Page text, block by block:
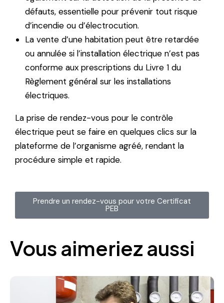
défauts, essentielle pour prévenir tout risque
d’incendie ou d’électrocution.
La vente d’une habitation peut être retardée
ou annulée si l’installation électrique n’est pas
conforme aux prescriptions du Livre 1 du
Règlement général sur les installations
électriques.
La prise de rendez-vous pour le contrôle
électrique peut se faire en quelques clics sur la
plateforme de l’organisme agréé, rendant la
procédure simple et rapide.
Prendre un rendez-vous pour votre Certificat
PEB